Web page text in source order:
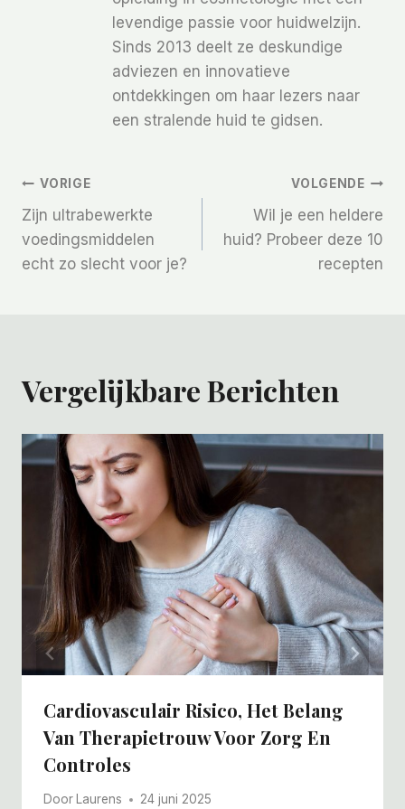
levendige passie voor huidwelzijn.
Sinds 2013 deelt ze deskundige
adviezen en innovatieve
ontdekkingen om haar lezers naar
een stralende huid te gidsen.
Bericht
Navigatie
VORIGE
Zijn ultrabewerkte
voedingsmiddelen
echt zo slecht voor je?
VOLGENDE
Wil je een heldere
huid? Probeer deze 10
recepten
Vergelijkbare Berichten
Cardiovasculair Risico, Het Belang
Van Therapietrouw Voor Zorg En
Controles
Door Laurens 24 juni 2025